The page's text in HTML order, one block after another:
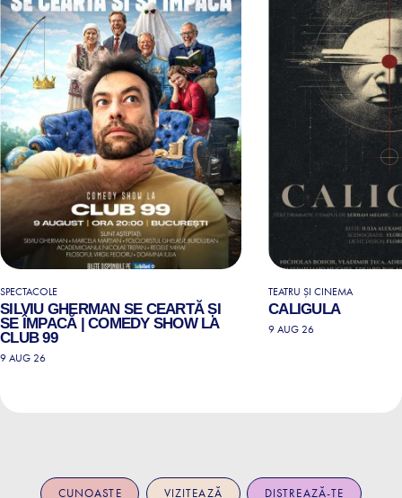
SPECTACOLE
SILVIU GHERMAN SE CEARTĂ ȘI
SE ÎMPACĂ | COMEDY SHOW LA
CLUB 99
9 AUG 26
TEATRU ȘI CINEMA
CALIGULA
9 AUG 26
CUNOAȘTE VIZITEAZĂ DISTREAZĂ-TE